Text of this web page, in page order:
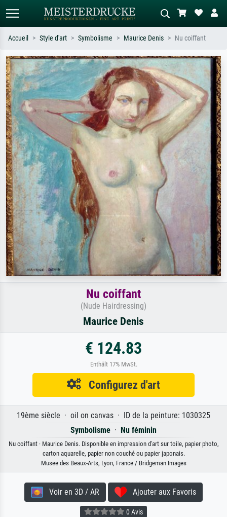
Recherche standard Recherche d'images IA
Recherchez par artiste, titre ou style –
ex. Monet, Nuit étoilée,
impressionnisme, vague de Hokusai,
nu.
Décrivez la scène – ex. prairie verte,
abstrait avec beaucoup de rouge,
tableau sombre, nu debout près d'un
arbre.
Accueil Style d'art Symbolisme Maurice Denis Nu coiffant
Nu coiffant
(Nude Hairdressing)
Maurice Denis
€ 124.83
Enthält 17% MwSt.
Configurez d'art
19ème siècle · oil on canvas · ID de la peinture: 1030325
Symbolisme · Nu féminin
Nu coiffant · Maurice Denis. Disponible en impression d'art sur toile, papier photo,
carton aquarelle, papier non couché ou papier japonais.
Musee des Beaux-Arts, Lyon, France / Bridgeman Images
Voir en 3D / AR Ajouter aux Favoris
0 Avis